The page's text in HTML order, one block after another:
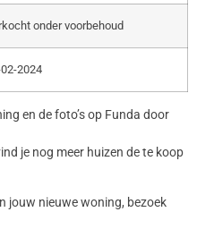
onder voorbehoud
2024
en de foto’s op Funda door
je nog meer huizen de te koop
jouw nieuwe woning, bezoek